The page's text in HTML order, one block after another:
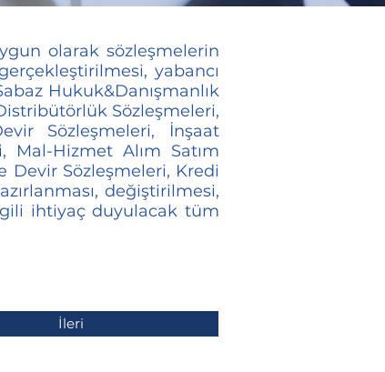
olarak sözleşmelerin
yabancı
Hukuk&Danışmanlık
Sözleşmeleri,
Sözleşmeleri, İnşaat
Mal-Hizmet Alım Satım
Devir Sözleşmeleri, Kredi
değiştirilmesi,
ihtiyaç duyulacak tüm
İleri